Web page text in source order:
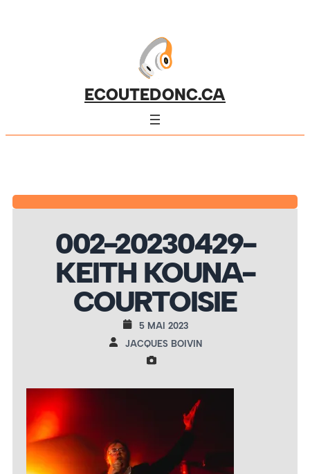
ECOUTEDONC.CA
002-20230429-
KEITH KOUNA-
COURTOISIE
5 MAI 2023
JACQUES BOIVIN